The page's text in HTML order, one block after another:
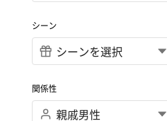
シーン
関係性